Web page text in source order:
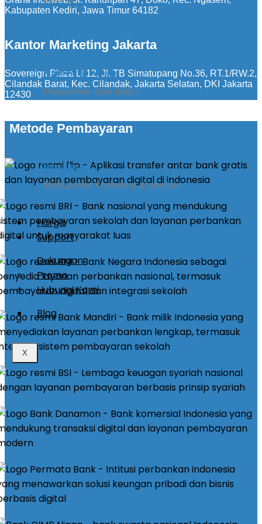
Kirim Pengumuman
Manajemen data kelas
konseling
Manajemen Konseling & prestasi
Harga
Support
Dukungan
Promo
Hubungi Kami
Blog
X
Kabupaten Kediri, Jawa Timur 64182
Kantor Marketing Jakarta
Sovereign Plaza Lt 12, Jl. TB Simatupang No.36, RT.1/RW.2,
Cilandak Barat, Kec. Cilandak, Jakarta Selatan, DKI Jakarta
12430
Metode Pembayaran